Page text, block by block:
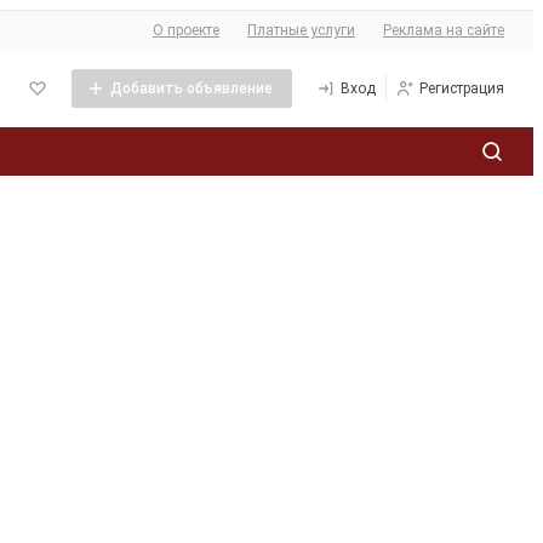
О сайте
О проекте Платные услуги Реклама на сайте
Добавить объявление Вход Регистрация